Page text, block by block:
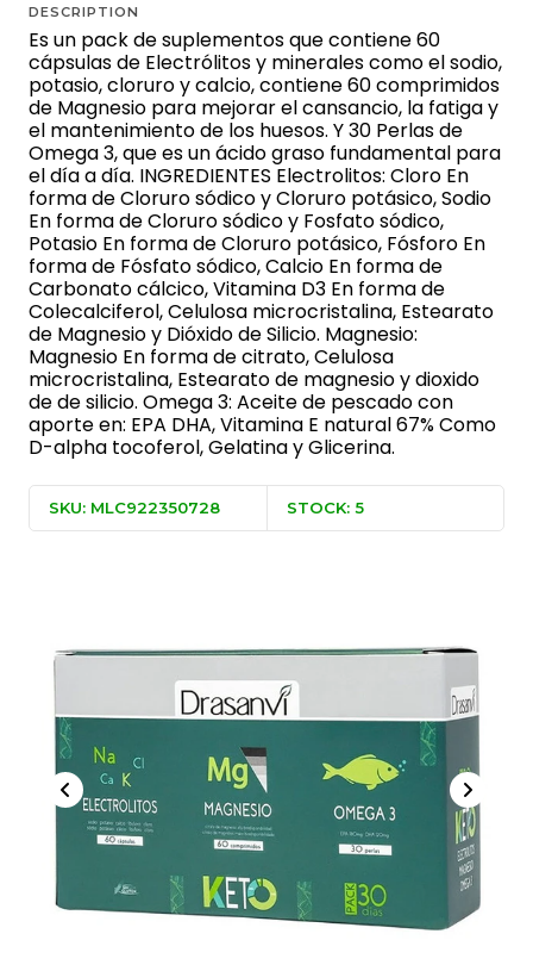
DESCRIPTION
Es un pack de suplementos que contiene 60
cápsulas de Electrólitos y minerales como el sodio,
potasio, cloruro y calcio, contiene 60 comprimidos
de Magnesio para mejorar el cansancio, la fatiga y
el mantenimiento de los huesos. Y 30 Perlas de
Omega 3, que es un ácido graso fundamental para
el día a día. INGREDIENTES Electrolitos: Cloro En
forma de Cloruro sódico y Cloruro potásico, Sodio
En forma de Cloruro sódico y Fosfato sódico,
Potasio En forma de Cloruro potásico, Fósforo En
forma de Fósfato sódico, Calcio En forma de
Carbonato cálcico, Vitamina D3 En forma de
Colecalciferol, Celulosa microcristalina, Estearato
de Magnesio y Dióxido de Silicio. Magnesio:
Magnesio En forma de citrato, Celulosa
microcristalina, Estearato de magnesio y dioxido
de de silicio. Omega 3: Aceite de pescado con
aporte en: EPA DHA, Vitamina E natural 67% Como
D-alpha tocoferol, Gelatina y Glicerina.
SKU: MLC922350728 STOCK: 5